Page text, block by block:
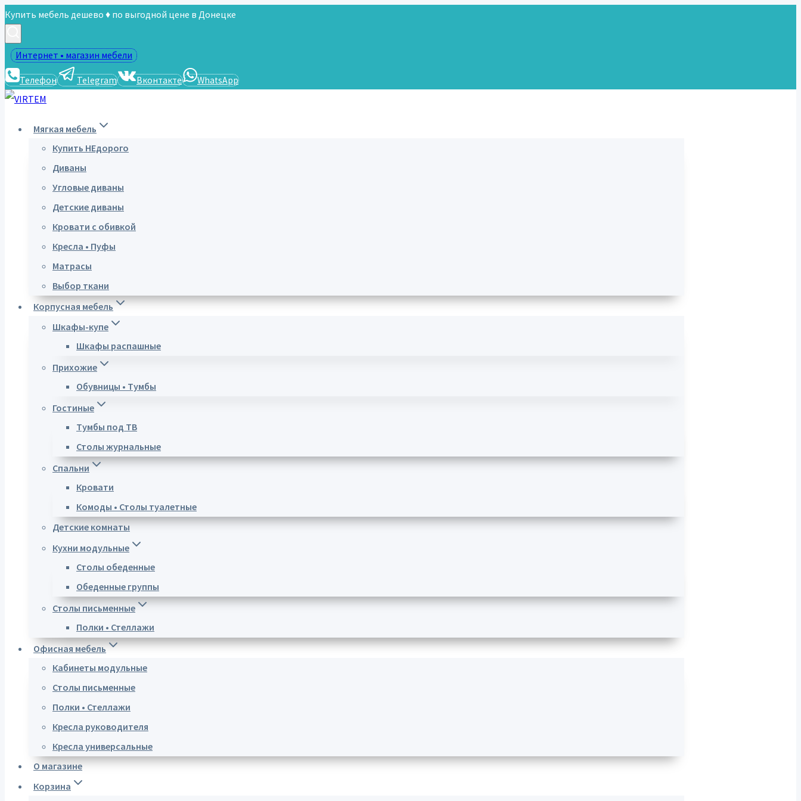
Перейти
содержимому
Купить мебель дешево ♦ по выгодной цене в Донецке
Интернет • магазин мебели
Телефон Telegram Вконтакте WhatsApp
Мягкая мебель
Купить НЕдорого
Диваны
Угловые диваны
Детские диваны
Кровати с обивкой
Кресла • Пуфы
Матрасы
Выбор ткани
Корпусная мебель
Шкафы-купе
Шкафы распашные
Прихожие
Обувницы • Тумбы
Гостиные
Тумбы под ТВ
Столы журнальные
Спальни
Кровати
Комоды • Столы туалетные
Детские комнаты
Кухни модульные
Столы обеденные
Обеденные группы
Столы письменные
Полки • Стеллажи
Офисная мебель
Кабинеты модульные
Столы письменные
Полки • Стеллажи
Кресла руководителя
Кресла универсальные
О магазине
Корзина